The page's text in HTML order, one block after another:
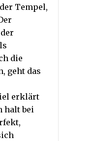
Tempel,
die
geht das
erklärt
halt bei